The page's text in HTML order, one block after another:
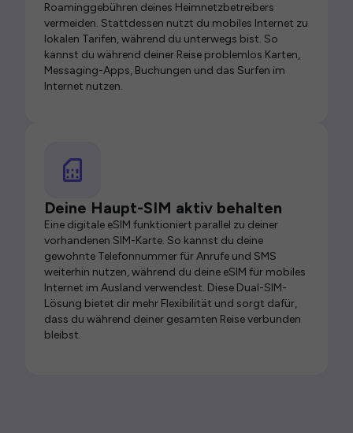
Roaminggebühren deines Heimnetzbetreibers
vermeiden. Stattdessen nutzt du mobiles Internet zu
lokalen Tarifen, während du unterwegs bist. So
kannst du während deiner Reise problemlos Karten,
Messaging-Apps, Buchungen und das Surfen im
Internet nutzen.
Deine Haupt-SIM aktiv behalten
Eine digitale eSIM funktioniert parallel zu deiner
vorhandenen SIM-Karte. So kannst du deine
gewohnte Telefonnummer für Anrufe und SMS
weiterhin nutzen, während du deine eSIM für mobiles
Internet im Ausland verwendest. Diese Dual-SIM-
Lösung bietet dir mehr Flexibilität und sorgt dafür,
dass du während deiner gesamten Reise verbunden
bleibst.